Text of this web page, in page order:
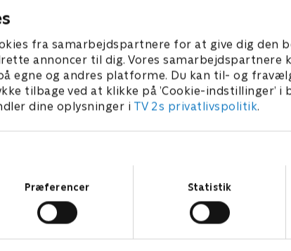
fra samarbejdspartnere for at give dig den
annoncer til dig. Vores samarbejdspartnere
egne og andres platforme. Du kan til- og
tilbage ved at klikke på ’Cookie-indstillinger’ i
dine oplysninger i TV 2s privatlivspolitik.
Præferencer Statistik
Sunday